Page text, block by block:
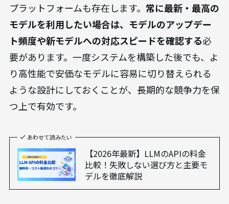
プラットフォームも存在します。 常に最新・最高の
モデルを利用したい場合は、モデルのアップデー
ト頻度や新モデルへの対応スピードを確認する必
要があります。一度システムを構築した後でも、よ
り高性能で安価なモデルに容易に切り替えられる
ような設計にしておくことが、長期的な競争力を保
つ上で有効です。
あわせて読みたい
【2026年最新】LLMのAPIの料金
比較！失敗しない選び方と主要モ
デルを徹底解説